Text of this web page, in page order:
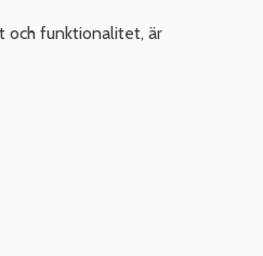
och funktionalitet, är